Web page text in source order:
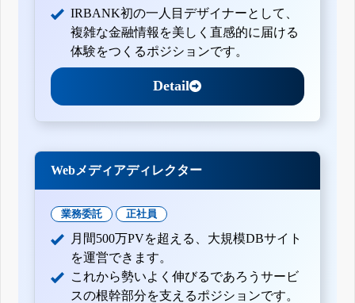
IRBANK初の一人目デザイナーとして、
複雑な金融情報を美しく直感的に届ける
体験をつくるポジションです。
Detail
Webメディアディレクター
業務委託 正社員
月間500万PVを超える、大規模DBサイト
を運営できます。
これから勢いよく伸びるであろうサービ
スの根幹部分を支えるポジションです。